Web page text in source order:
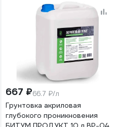
667 ₽66.7 ₽/л
Грунтовка акриловая
глубокого проникновения